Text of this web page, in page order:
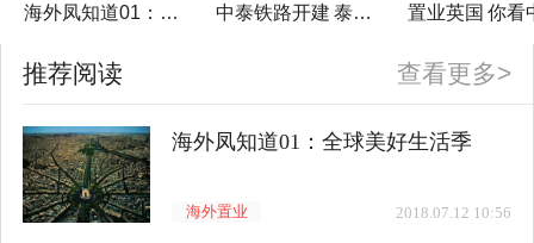
海外凤知道01：全球美好生活季 中泰铁路开建 泰国曼谷迎来买房好时机
推荐阅读 查看更多>
海外凤知道01：全球美好生活季
2018.07.12 10:56
海外置业